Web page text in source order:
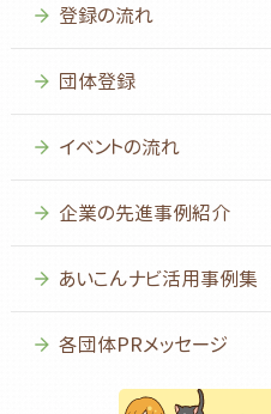
登録の流れ
団体登録
イベントの流れ
企業の先進事例紹介
あいこんナビ活用事例集
各団体PRメッセージ